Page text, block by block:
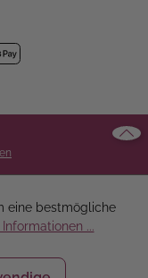
eine bestmögliche
Informationen ...